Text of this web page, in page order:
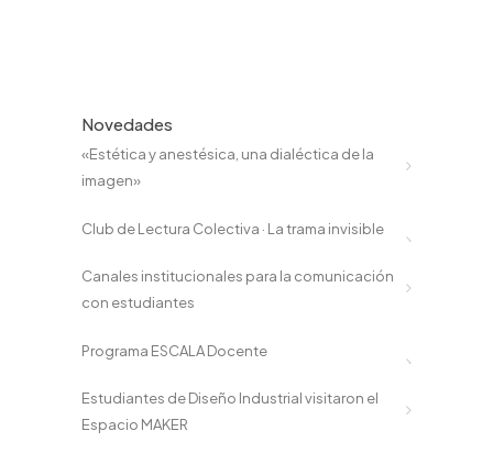
Novedades
«Estética y anestésica, una dialéctica de la
imagen»
Club de Lectura Colectiva · La trama invisible
Canales institucionales para la comunicación
con estudiantes
Programa ESCALA Docente
Estudiantes de Diseño Industrial visitaron el
Espacio MAKER